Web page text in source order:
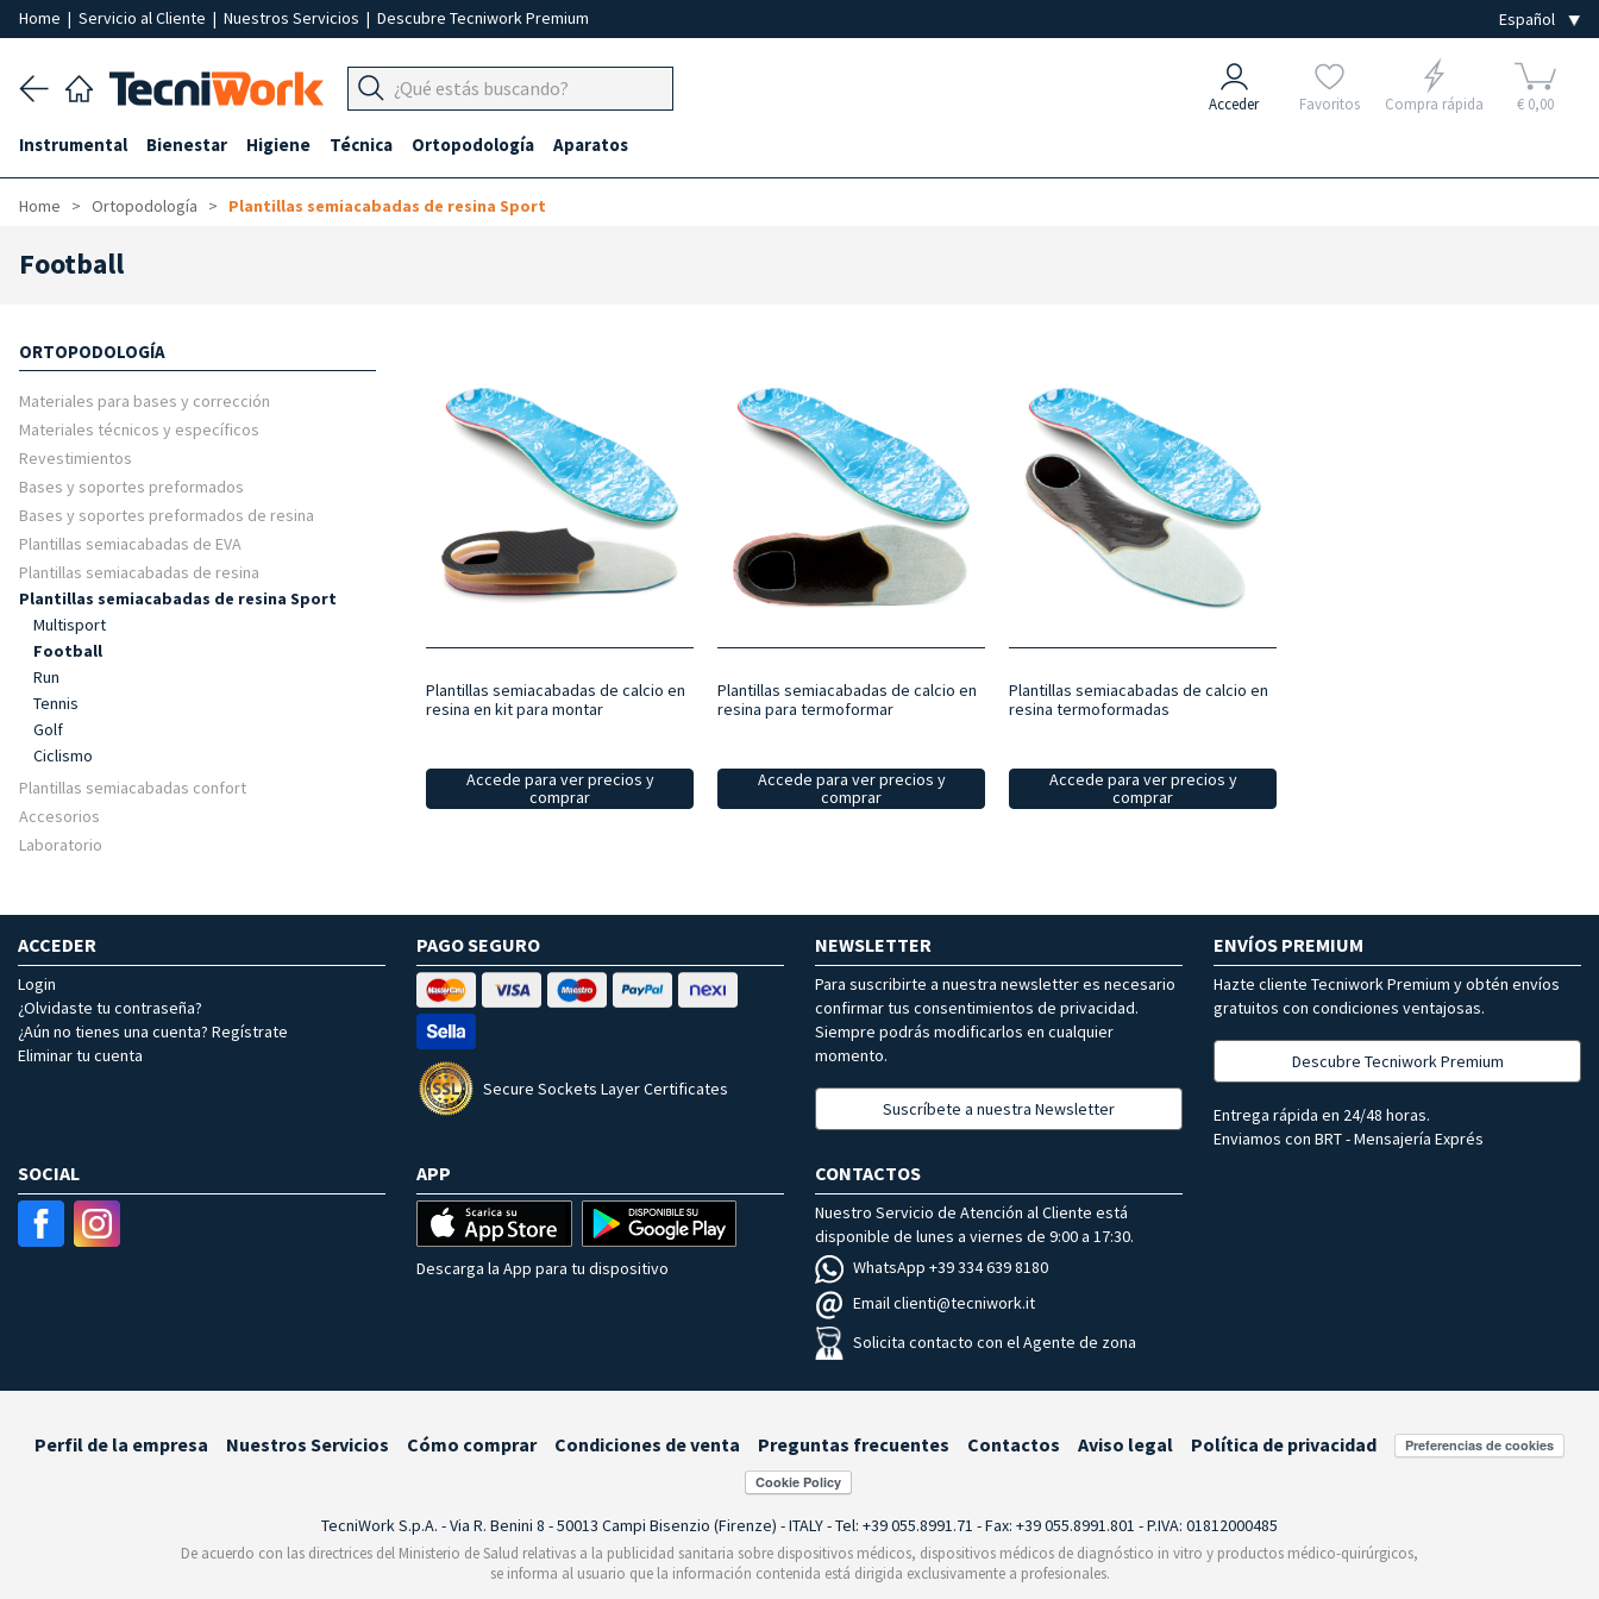
Home | Servicio al Cliente | Nuestros Servicios | Descubre Tecniwork Premium
Acceder Favoritos Compra rápida € 0,00
Instrumental Bienestar Higiene Técnica Ortopodología Aparatos
Home Ortopodología Plantillas semiacabadas de resina Sport
Football
ORTOPODOLOGÍA
Materiales para bases y corrección
Materiales técnicos y específicos
Revestimientos
Bases y soportes preformados
Bases y soportes preformados de resina
Plantillas semiacabadas de EVA
Plantillas semiacabadas de resina
Plantillas semiacabadas de resina Sport
Multisport
Football
Run
Tennis
Golf
Ciclismo
Plantillas semiacabadas confort
Accesorios
Laboratorio
Plantillas semiacabadas de calcio en
resina en kit para montar
Accede para ver precios y
comprar
Plantillas semiacabadas de calcio en
resina para termoformar
Accede para ver precios y
comprar
Plantillas semiacabadas de calcio en
resina termoformadas
Accede para ver precios y
comprar
ACCEDER
Login
¿Olvidaste tu contraseña?
¿Aún no tienes una cuenta? Regístrate
Eliminar tu cuenta
PAGO SEGURO
Secure Sockets Layer Certificates
NEWSLETTER
Para suscribirte a nuestra newsletter es necesario
confirmar tus consentimientos de privacidad.
Siempre podrás modificarlos en cualquier
momento.
Suscríbete a nuestra Newsletter
ENVÍOS PREMIUM
Hazte cliente Tecniwork Premium y obtén envíos
gratuitos con condiciones ventajosas.
Descubre Tecniwork Premium
Entrega rápida en 24/48 horas.
Enviamos con BRT - Mensajería Exprés
SOCIAL APP
Descarga la App para tu dispositivo
CONTACTOS
Nuestro Servicio de Atención al Cliente está
disponible de lunes a viernes de 9:00 a 17:30.
WhatsApp +39 334 639 8180
Email clienti@tecniwork.it
Solicita contacto con el Agente de zona
Perfil de la empresa Nuestros Servicios Cómo comprar Condiciones de venta Preguntas frecuentes Contactos Aviso legal Política de privacidad Preferencias de cookies
TecniWork S.p.A. - Via R. Benini 8 - 50013 Campi Bisenzio (Firenze) - ITALY - Tel: +39 055.8991.71 - Fax: +39 055.8991.801 - P.IVA: 01812000485
De acuerdo con las directrices del Ministerio de Salud relativas a la publicidad sanitaria sobre dispositivos médicos, dispositivos médicos de diagnóstico in vitro y productos médico-quirúrgicos,
se informa al usuario que la información contenida está dirigida exclusivamente a profesionales.